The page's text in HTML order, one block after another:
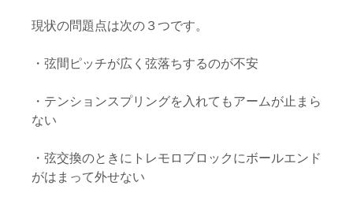
現状の問題点は次の３つです。
・弦間ピッチが広く弦落ちするのが不安
・テンションスプリングを入れてもアームが止まら
ない
・弦交換のときにトレモロブロックにボールエンド
がはまって外せない